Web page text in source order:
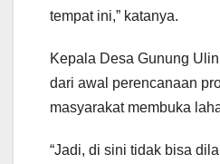
tempat ini,” katanya.
Kepala Desa Gunung
dari awal perencanaan
masyarakat membuka
“Jadi, di sini tidak bisa